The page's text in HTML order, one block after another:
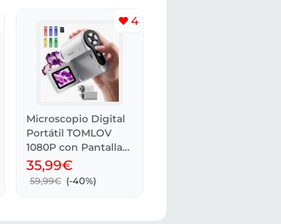
4
Microscopio Digital
Portátil TOMLOV
1080P con Pantalla
LCD 2
35,99€
59,99€ (-40%)